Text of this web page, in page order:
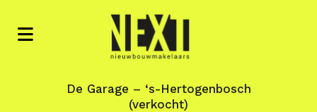
De Garage – ‘s-Hertogenbosch
(verkocht)